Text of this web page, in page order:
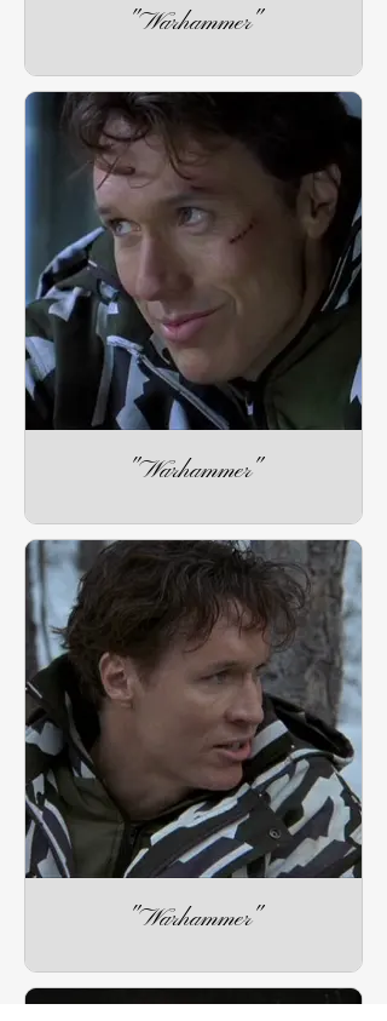
"Warhammer"
"Warhammer"
"Warhammer"